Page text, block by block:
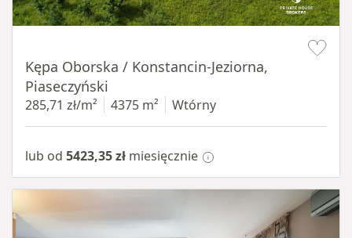
Kępa Oborska / Konstancin-Jeziorna,
Piaseczyński
285,71 zł/m² 4375 m² Wtórny
lub od 5423,35 zł miesięcznie